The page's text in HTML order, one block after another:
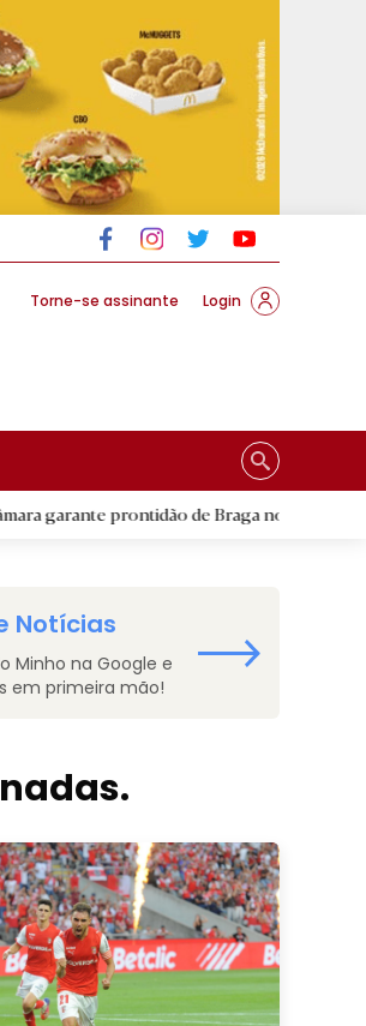
Torne-se assinante Login
de Braga no resgate animal
Notícias
Minho na Google e
em primeira mão!